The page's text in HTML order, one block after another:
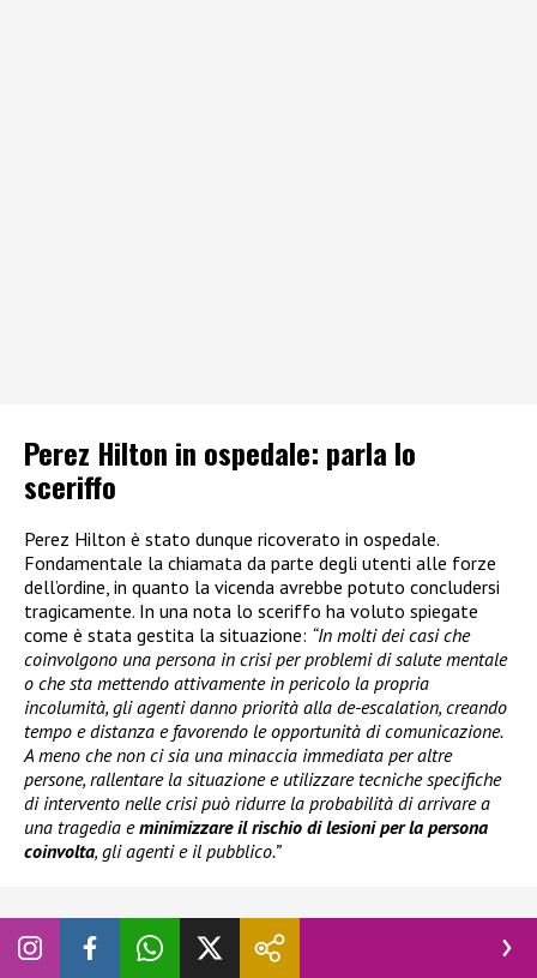
Perez Hilton in ospedale: parla lo
sceriffo
Perez Hilton è stato dunque ricoverato in ospedale.
Fondamentale la chiamata da parte degli utenti alle forze
dell’ordine, in quanto la vicenda avrebbe potuto concludersi
tragicamente. In una nota lo sceriffo ha voluto spiegate
come è stata gestita la situazione: “In molti dei casi che
coinvolgono una persona in crisi per problemi di salute mentale
o che sta mettendo attivamente in pericolo la propria
incolumità, gli agenti danno priorità alla de-escalation, creando
tempo e distanza e favorendo le opportunità di comunicazione.
A meno che non ci sia una minaccia immediata per altre
persone, rallentare la situazione e utilizzare tecniche specifiche
di intervento nelle crisi può ridurre la probabilità di arrivare a
una tragedia eminimizzare il rischio di lesioni per la persona
coinvolta, gli agenti e il pubblico.”